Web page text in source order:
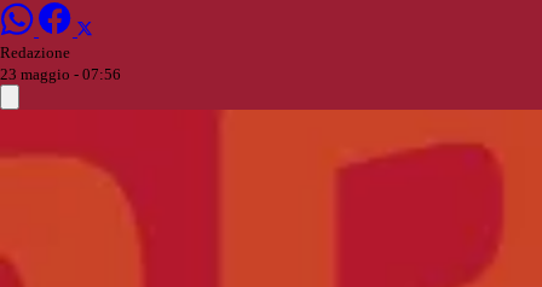
Redazione
23 maggio - 07:56